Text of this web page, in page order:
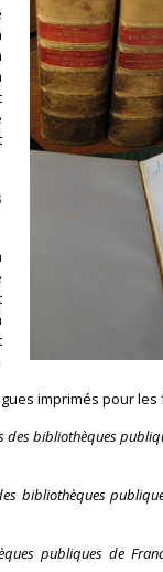
imprimés pour les
des bibliothèques
bibliothèques
publiques de